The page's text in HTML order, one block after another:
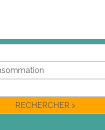
RECHERCHER >